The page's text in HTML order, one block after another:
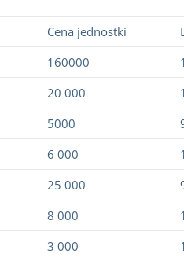
Cena jednostki
160000 1
20 000
5000
6 000
25 000
8 000
3 000